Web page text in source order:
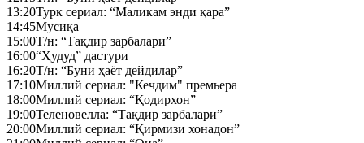
13:20Турк сериал: “Маликам энди қара”
14:45Мусиқа
15:00Т/н: “Тақдир зарбалари”
16:00“Ҳудуд” дастури
16:20Т/н: “Буни ҳаёт дейдилар”
17:10Миллий сериал: "Кечдим" премьера
18:00Миллий сериал: “Қодирхон”
19:00Теленовелла: “Тақдир зарбалари”
20:00Миллий сериал: “Қирмизи хонадон”